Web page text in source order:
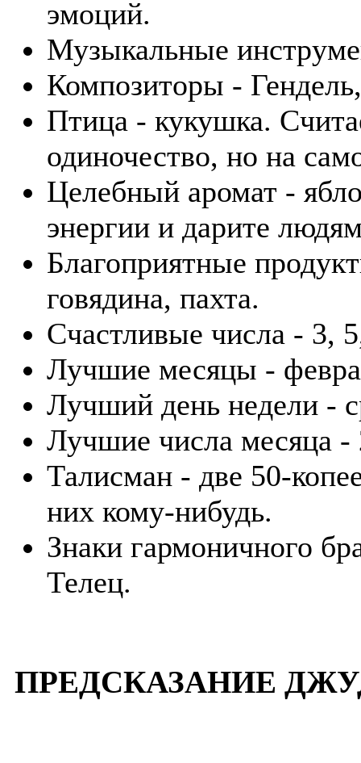
эмоций.
Музыкальные
Композиторы -
Птица - кукушка.
одиночество, но на
Целебный аромат -
энергии и дарите
Благоприятные
говядина, пахта.
Счастливые числа - 3,
Лучшие месяцы -
Лучший день недели -
Лучшие числа месяца -
Талисман - две 50-
них кому-нибудь.
Знаки гармоничного
Телец.
ПРЕДСКАЗАНИЕ